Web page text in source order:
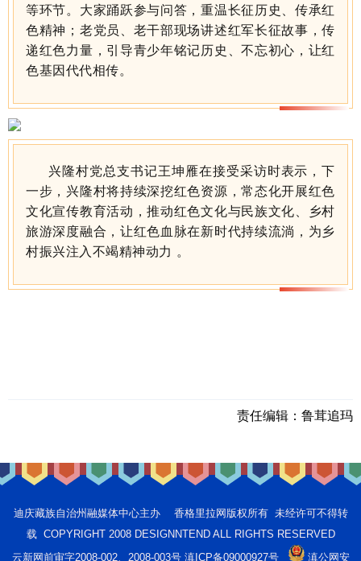
等环节。大家踊跃参与问答，重温长征历史、传承红
色精神；老党员、老干部现场讲述红军长征故事，传
递红色力量，引导青少年铭记历史、不忘初心，让红
色基因代代相传。
兴隆村党总支书记王坤雁在接受采访时表示，下
一步，兴隆村将持续深挖红色资源，常态化开展红色
文化宣传教育活动，推动红色文化与民族文化、乡村
旅游深度融合，让红色血脉在新时代持续流淌，为乡
村振兴注入不竭精神动力 。
责任编辑： 鲁茸追玛
迪庆藏族自治州融媒体中心主办 香格里拉网版权所有 未经许可不得转
载 COPYRIGHT 2008 DESIGNNTEND ALL RIGHTS RESERVED
云新网前审字2008-002、2008-003号 滇ICP备09000927号
滇公网安